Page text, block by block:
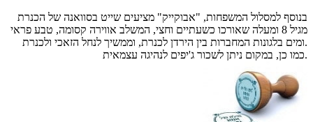
בנוסף למסלול המשפחות, "אבוקייק" מציעים שייט בסוואנה של הכנרת
מגיל 8 ומעלה שאורכו כשעתיים וחצי, המשלב אווירה קסומה, טבע פראי
ומים בלגונות המחברות בין הירדן לכנרת, וממשיך לנחל הזאכי ולכנרת.
כמו כן, במקום ניתן לשכור ג'יפים לנהיגה עצמאית.